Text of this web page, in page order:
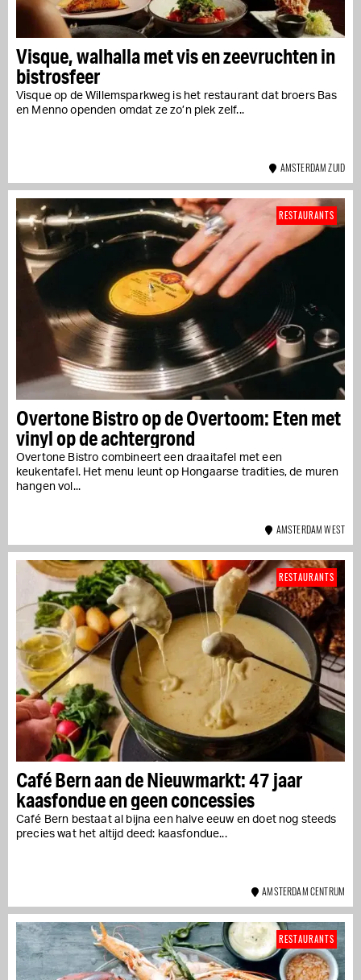
Visque, walhalla met vis en zeevruchten in
bistrosfeer
Visque op de Willemsparkweg is het restaurant dat broers Bas
en Menno openden omdat ze zo’n plek zelf...
AMSTERDAM ZUID
Overtone Bistro op de Overtoom: Eten met
vinyl op de achtergrond
Overtone Bistro combineert een draaitafel met een
keukentafel. Het menu leunt op Hongaarse tradities, de muren
hangen vol...
RESTAURANTS
AMSTERDAM WEST
Café Bern aan de Nieuwmarkt: 47 jaar
kaasfondue en geen concessies
Café Bern bestaat al bijna een halve eeuw en doet nog steeds
precies wat het altijd deed: kaasfondue...
RESTAURANTS
AMSTERDAM CENTRUM
RESTAURANTS